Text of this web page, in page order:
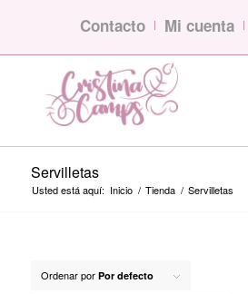
Contacto Mi cuenta
Servilletas
Usted está aquí: Inicio / Tienda / Servilletas
Ordenar por Por defecto